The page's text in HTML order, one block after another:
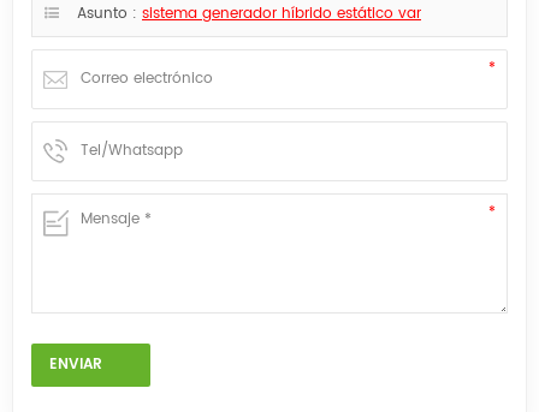
Asunto : sistema generador híbrido estático var